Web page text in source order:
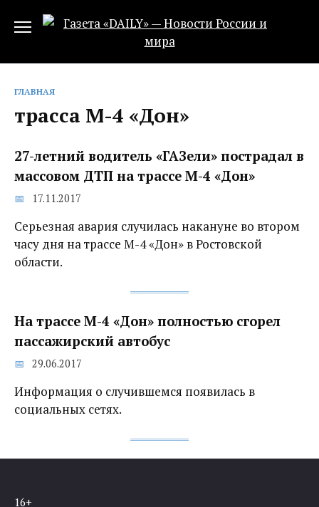
ГЛАВНАЯ
трасса М-4 «Дон»
27-летний водитель «ГАЗели» пострадал в
массовом ДТП на трассе М-4 «Дон»
17.11.2017
Серьезная авария случилась накануне во втором
часу дня на трассе М-4 «Дон» в Ростовской
области.
На трассе М-4 «Дон» полностью сгорел
пассажирский автобус
29.06.2017
Информация о случившемся появилась в
социальных сетях.
16+